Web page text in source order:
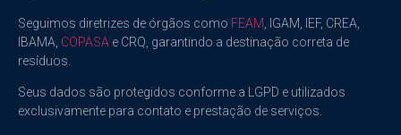
Seguimos diretrizes de órgãos como FEAM , IGAM, IEF, CREA,
IBAMA, COPASA e CRQ, garantindo a destinação correta de
resíduos.
Seus dados são protegidos conforme a LGPD e utilizados
exclusivamente para contato e prestação de serviços.